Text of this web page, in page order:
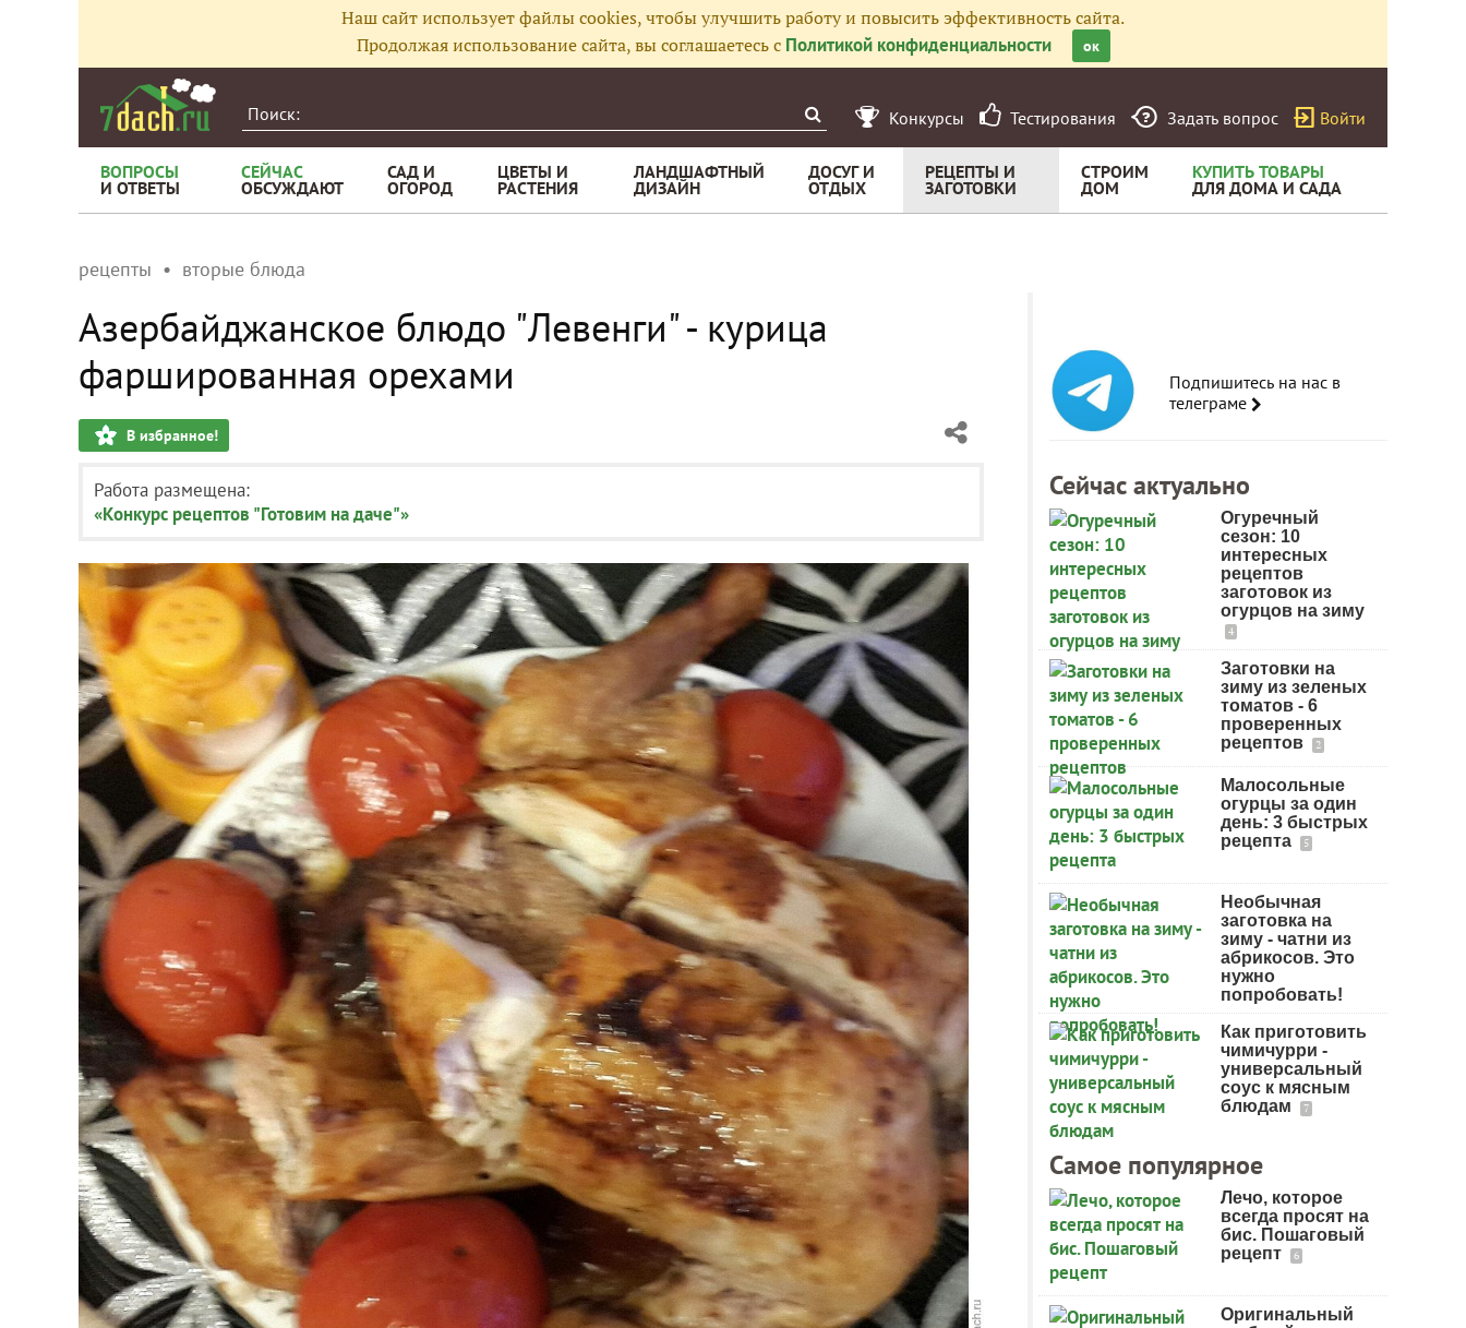
Наш сайт использует файлы cookies, чтобы улучшить работу и повысить эффективность сайта.
Продолжая использование сайта, вы соглашаетесь с Политикой конфиденциальности ок
Конкурсы Тестирования Задать вопрос Войти
ВОПРОСЫ
И ОТВЕТЫ
СЕЙЧАС
ОБСУЖДАЮТ
САД И
ОГОРОД
ЦВЕТЫ И
РАСТЕНИЯ
ЛАНДШАФТНЫЙ
ДИЗАЙН
ДОСУГ И
ОТДЫХ
РЕЦЕПТЫ И
ЗАГОТОВКИ
СТРОИМ
ДОМ
КУПИТЬ ТОВАРЫ
ДЛЯ ДОМА И САДА
рецепты вторые блюда
Азербайджанское блюдо "Левенги" - курица
фаршированная орехами
В избранное!
Работа размещена:
«Конкурс рецептов "Готовим на даче"»
Подпишитесь на нас в
телеграме
Сейчас актуально
Огуречный
сезон: 10
интересных
рецептов
заготовок из
огурцов на зиму
4
Заготовки на
зиму из зеленых
томатов - 6
проверенных
рецептов
2
Малосольные
огурцы за один
день: 3 быстрых
рецепта
5
Необычная
заготовка на
зиму - чатни из
абрикосов. Это
нужно
попробовать!
Как приготовить
чимичурри -
универсальный
соус к мясным
блюдам
7
Самое популярное
Лечо, которое
всегда просят на
бис. Пошаговый
рецепт
6
Оригинальный